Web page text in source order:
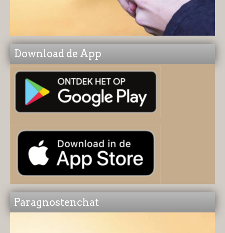
Download de App
Paragnostenchat